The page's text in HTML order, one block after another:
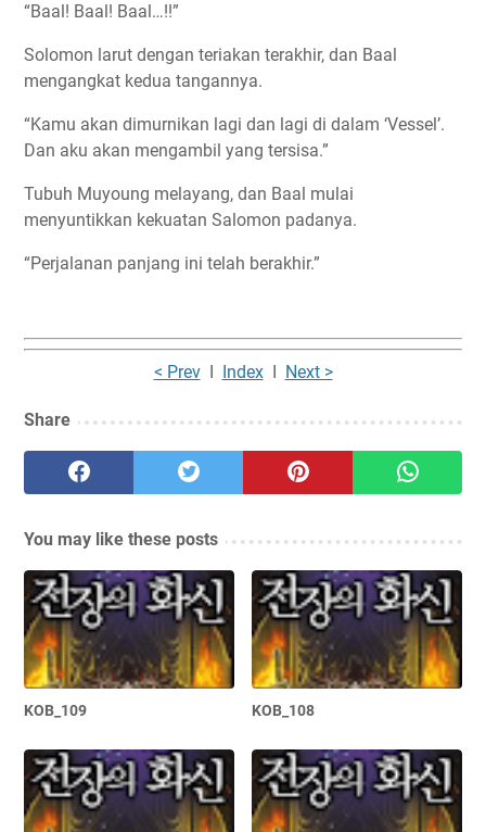
“Baal! Baal! Baal…!!”
Solomon larut dengan teriakan terakhir, dan Baal
mengangkat kedua tangannya.
“Kamu akan dimurnikan lagi dan lagi di dalam ‘Vessel’.
Dan aku akan mengambil yang tersisa.”
Tubuh Muyoung melayang, dan Baal mulai
menyuntikkan kekuatan Salomon padanya.
“Perjalanan panjang ini telah berakhir.”
< PrevI IndexI Next >
Share
You may like these posts
KOB_109 KOB_108